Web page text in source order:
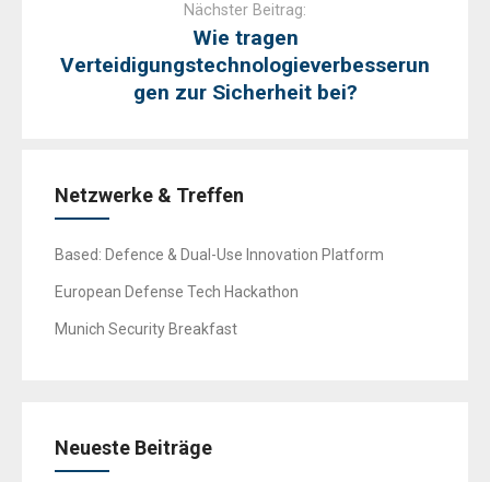
Nächster Beitrag:
Wie tragen
Verteidigungstechnologieverbesserun
gen zur Sicherheit bei?
Netzwerke & Treffen
Based: Defence & Dual-Use Innovation Platform
European Defense Tech Hackathon
Munich Security Breakfast
Neueste Beiträge